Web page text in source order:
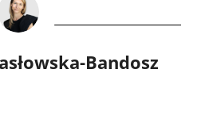
Bandosz